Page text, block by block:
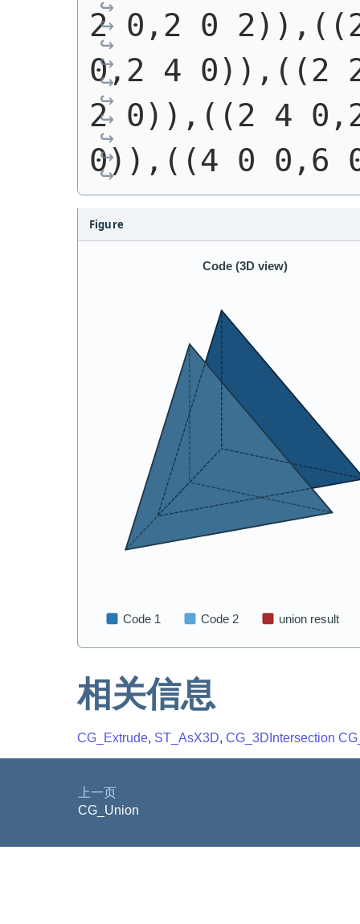
2 0,2 0
0,2 4 0)),((2
2 0)),((2 4
0)),((4 0 0,6
Figure
相关信息
CG_Extrude, ST_AsX3D, CG_3DIntersection
上一页
CG_Union